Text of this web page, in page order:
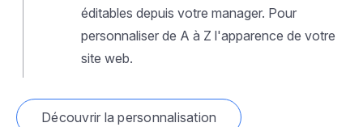
éditables depuis votre manager. Pour
personnaliser de A à Z l'apparence de votre
site web.
Découvrir la personnalisation